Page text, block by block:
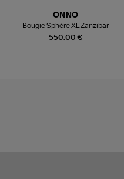
550,00 €
ONNO
Bougie Sphère XL Zanzibar